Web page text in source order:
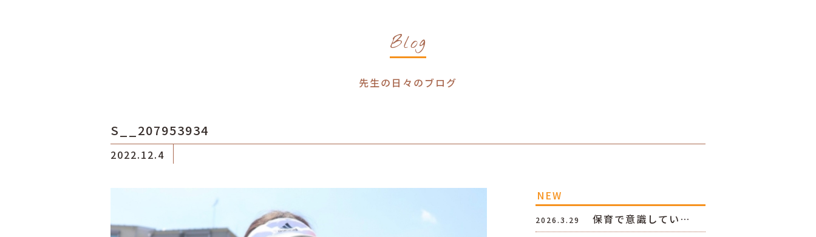
Blog
先生の日々のブログ
S__207953934
2022.12.4
NEW
2026.3.29 保育で意識してい…